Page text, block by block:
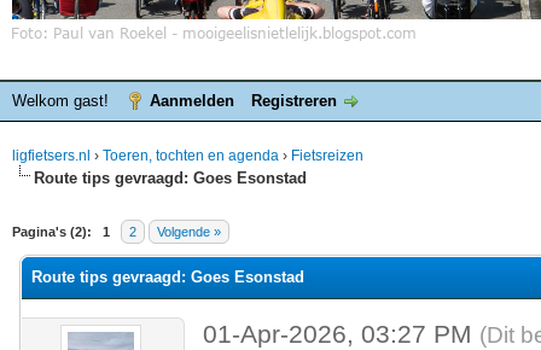
Welkom gast! Aanmelden Registreren
ligfietsers.nl › Toeren, tochten en agenda › Fietsreizen
Route tips gevraagd: Goes Esonstad
Pagina's (2): 1 2 Volgende »
waardering is 0
Route tips gevraagd: Goes Esonstad
01-Apr-2026, 03:27 PM (Dit